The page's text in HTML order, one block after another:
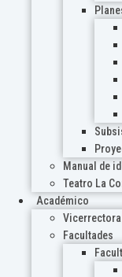
Manual de
Teatro La
Académico
Vicerrectora
Facultades